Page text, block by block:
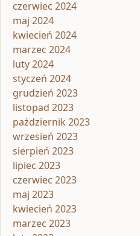
czerwiec 2024
maj 2024
kwiecień 2024
marzec 2024
luty 2024
styczeń 2024
grudzień 2023
listopad 2023
październik 2023
wrzesień 2023
sierpień 2023
lipiec 2023
czerwiec 2023
maj 2023
kwiecień 2023
marzec 2023